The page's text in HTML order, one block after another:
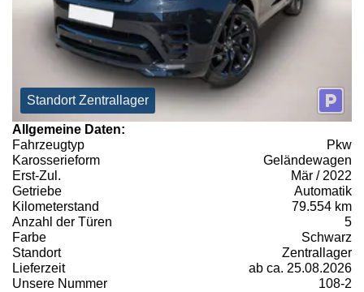
Standort Zentrallager
Allgemeine Daten:
Fahrzeugtyp
Pkw
Karosserieform
Geländewagen
Erst-Zul.
Mär / 2022
Getriebe
Automatik
Kilometerstand
79.554 km
Anzahl der Türen
5
Farbe
Schwarz
Standort
Zentrallager
Lieferzeit
ab ca. 25.08.2026
Unsere Nummer
108-2